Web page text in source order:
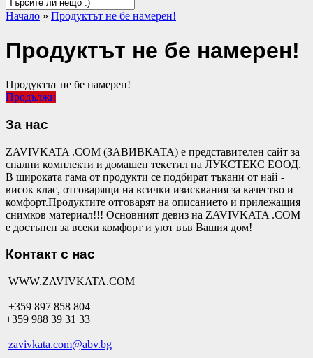
Начало » Продуктът не бе намерен!
Продуктът не бе намерен!
Продуктът не бе намерен!
Продължи
За нас
ZAVIVKATA .COM (ЗАВИВКАТА) е представителен сайт за
спални комплекти и домашен текстил на ЛУКСТЕКС ЕООД.
В широката гама от продукти се подбират тъкани от най -
висок клас, отговарящи на всички изисквания за качество и
комфорт.Продуктите отговарят на описанието и прилежащия
снимков материал!!! Основният девиз на ZAVIVKATA .COM
е достъпен за всеки комфорт и уют във Вашия дом!
Контакт с нас
WWW.ZAVIVKATA.COM
+359 897 858 804
+359 988 39 31 33
zavivkata.com@abv.bg